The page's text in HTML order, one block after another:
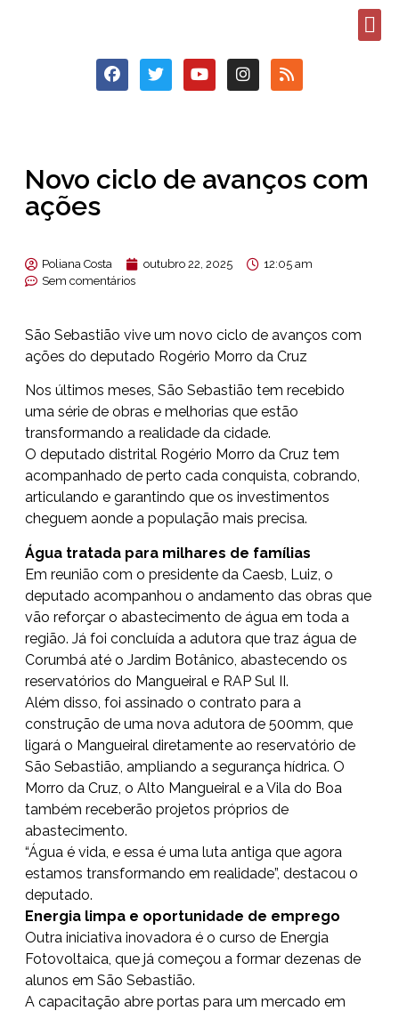
Novo ciclo de avanços com
ações
Poliana Costa outubro 22, 2025
12:05 am
Sem comentários
São Sebastião vive um novo ciclo de avanços com
ações do deputado Rogério Morro da Cruz
Nos últimos meses, São Sebastião tem recebido
uma série de obras e melhorias que estão
transformando a realidade da cidade.
O deputado distrital Rogério Morro da Cruz tem
acompanhado de perto cada conquista, cobrando,
articulando e garantindo que os investimentos
cheguem aonde a população mais precisa.
Água tratada para milhares de famílias
Em reunião com o presidente da Caesb, Luiz, o
deputado acompanhou o andamento das obras que
vão reforçar o abastecimento de água em toda a
região. Já foi concluída a adutora que traz água de
Corumbá até o Jardim Botânico, abastecendo os
reservatórios do Mangueiral e RAP Sul II.
Além disso, foi assinado o contrato para a
construção de uma nova adutora de 500mm, que
ligará o Mangueiral diretamente ao reservatório de
São Sebastião, ampliando a segurança hídrica. O
Morro da Cruz, o Alto Mangueiral e a Vila do Boa
também receberão projetos próprios de
abastecimento.
“Água é vida, e essa é uma luta antiga que agora
estamos transformando em realidade”, destacou o
deputado.
Energia limpa e oportunidade de emprego
Outra iniciativa inovadora é o curso de Energia
Fotovoltaica, que já começou a formar dezenas de
alunos em São Sebastião.
A capacitação abre portas para um mercado em